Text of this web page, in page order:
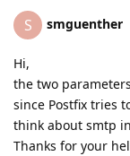
S smguenther
Hi,
the two
since Postfix tries
think about smtp
Thanks for your